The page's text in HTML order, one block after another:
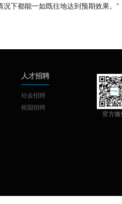
况下都能一如既往地达到预期效果。”
人才招聘
社会招聘
校园招聘
官方微